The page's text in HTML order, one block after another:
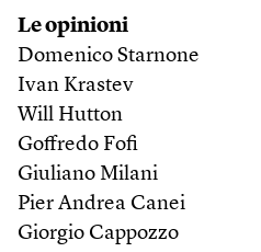
Le opinioni
Domenico Starnone
Ivan Krastev
Will Hutton
Goffredo Fofi
Giuliano Milani
Pier Andrea Canei
Giorgio Cappozzo